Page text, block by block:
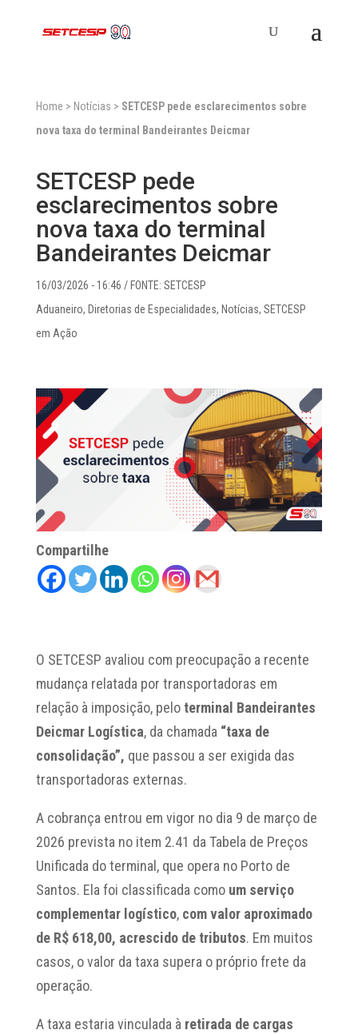
Home > Notícias > SETCESP pede esclarecimentos sobre
nova taxa do terminal Bandeirantes Deicmar
SETCESP pede
esclarecimentos sobre
nova taxa do terminal
Bandeirantes Deicmar
16/03/2026 - 16:46 / FONTE: SETCESP
Aduaneiro, Diretorias de Especialidades, Notícias, SETCESP
em Ação
Compartilhe
O SETCESP avaliou com preocupação a recente
mudança relatada por transportadoras em
relação à imposição, pelo terminal Bandeirantes
Deicmar Logística, da chamada “taxa de
consolidação”, que passou a ser exigida das
transportadoras externas.
A cobrança entrou em vigor no dia 9 de março de
2026 prevista no item 2.41 da Tabela de Preços
Unificada do terminal, que opera no Porto de
Santos. Ela foi classificada como um serviço
complementar logístico, com valor aproximado
de R$ 618,00, acrescido de tributos. Em muitos
casos, o valor da taxa supera o próprio frete da
operação.
A taxa estaria vinculada à retirada de cargas